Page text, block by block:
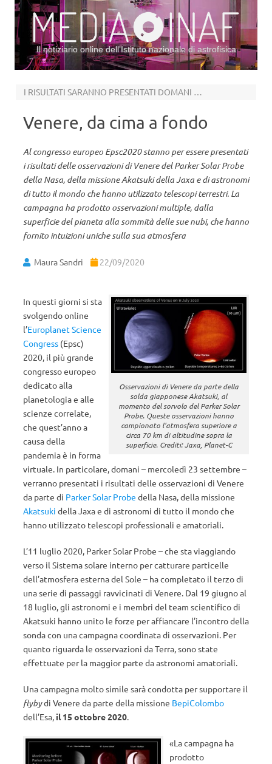
Il notiziario online dell’Istituto nazionale di astrofisica
I RISULTATI SARANNO PRESENTATI DOMANI A EPSC 2020
Venere, da cima a fondo
Al congresso europeo Epsc2020 stanno per essere presentati
i risultati delle osservazioni di Venere del Parker Solar Probe
della Nasa, della missione Akatsuki della Jaxa e di astronomi
di tutto il mondo che hanno utilizzato telescopi terrestri. La
campagna ha prodotto osservazioni multiple, dalla
superficie del pianeta alla sommità delle sue nubi, che hanno
fornito intuizioni uniche sulla sua atmosfera
Maura Sandri 22/09/2020
Osservazioni di Venere da parte della
solda giapponese Akatsuki, al
momento del sorvolo del Parker Solar
Probe. Queste osservazioni hanno
campionato l’atmosfera superiore a
circa 70 km di altitudine sopra la
superficie. Crediti: Jaxa, Planet-C
In questi giorni si sta
svolgendo online
l’Europlanet Science
Congress (Epsc)
2020, il più grande
congresso europeo
dedicato alla
planetologia e alle
scienze correlate,
che quest’anno a
causa della
pandemia è in forma
virtuale. In particolare, domani – mercoledì 23 settembre –
verranno presentati i risultati delle osservazioni di Venere
da parte di Parker Solar Probe della Nasa, della missione
Akatsuki della Jaxa e di astronomi di tutto il mondo che
hanno utilizzato telescopi professionali e amatoriali.
L’11 luglio 2020, Parker Solar Probe – che sta viaggiando
verso il Sistema solare interno per catturare particelle
dell’atmosfera esterna del Sole – ha completato il terzo di
una serie di passaggi ravvicinati di Venere. Dal 19 giugno al
18 luglio, gli astronomi e i membri del team scientifico di
Akatsuki hanno unito le forze per affiancare l’incontro della
sonda con una campagna coordinata di osservazioni. Per
quanto riguarda le osservazioni da Terra, sono state
effettuate per la maggior parte da astronomi amatoriali.
Una campagna molto simile sarà condotta per supportare il
flybydi Venere da parte della missione BepiColombo
dell’Esa, il 15 ottobre 2020.
«La campagna ha
prodotto